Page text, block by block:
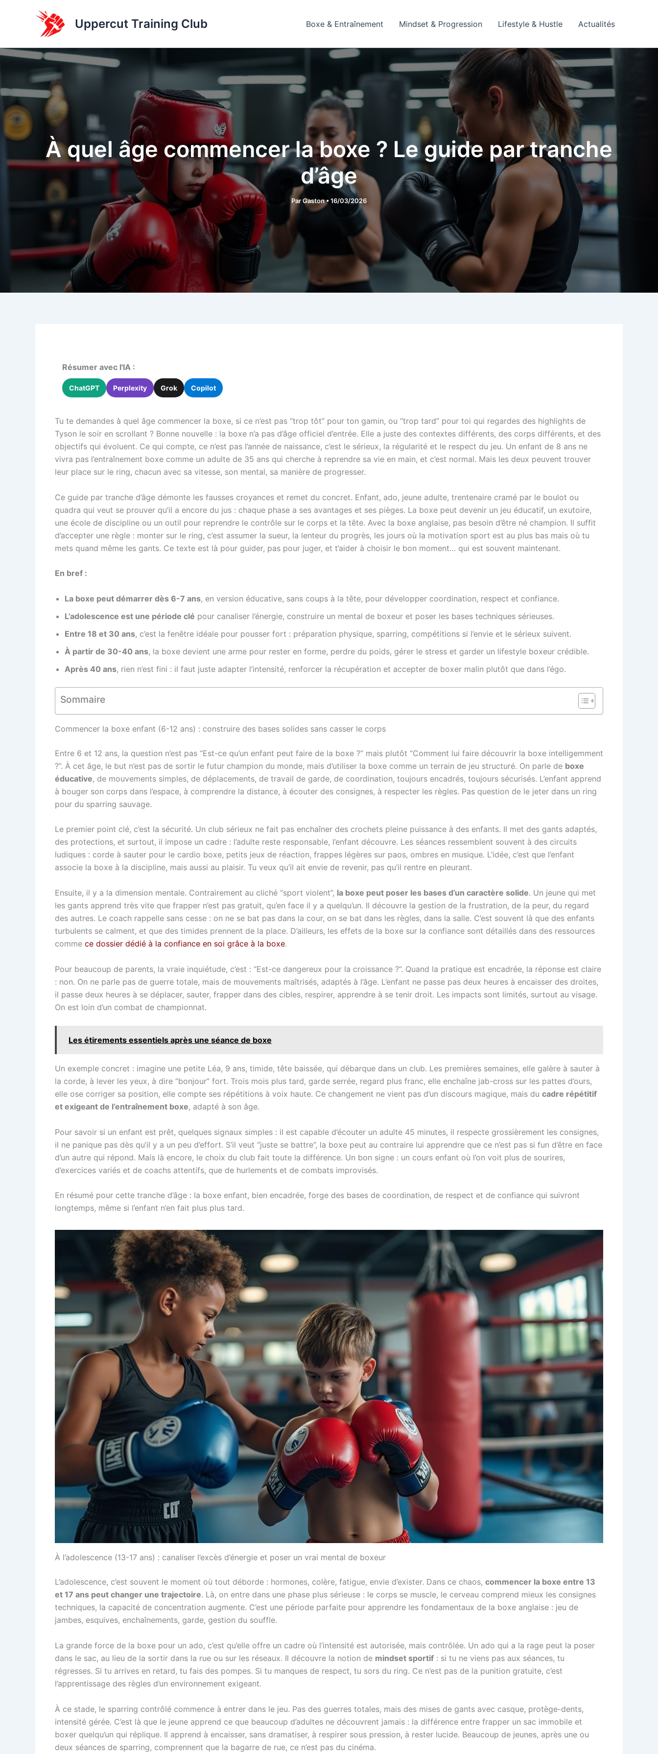
Uppercut Training Club Boxe & Entraînement Mindset & Progression Lifestyle & Hustle Actualités
À quel âge commencer la boxe ? Le guide par tranche
d’âge
ParGaston•16/03/2026
Résumer avec l'IA :
ChatGPT Perplexity Grok Copilot
Tu te demandes à quel âge commencer la boxe, si ce n’est pas “trop tôt” pour ton gamin, ou “trop tard” pour toi qui regardes des highlights de
Tyson le soir en scrollant ? Bonne nouvelle : la boxe n’a pas d’âge officiel d’entrée. Elle a juste des contextes différents, des corps différents, et des
objectifs qui évoluent. Ce qui compte, ce n’est pas l’année de naissance, c’est le sérieux, la régularité et le respect du jeu. Un enfant de 8 ans ne
vivra pas l’entraînement boxe comme un adulte de 35 ans qui cherche à reprendre sa vie en main, et c’est normal. Mais les deux peuvent trouver
leur place sur le ring, chacun avec sa vitesse, son mental, sa manière de progresser.
Ce guide par tranche d’âge démonte les fausses croyances et remet du concret. Enfant, ado, jeune adulte, trentenaire cramé par le boulot ou
quadra qui veut se prouver qu’il a encore du jus : chaque phase a ses avantages et ses pièges. La boxe peut devenir un jeu éducatif, un exutoire,
une école de discipline ou un outil pour reprendre le contrôle sur le corps et la tête. Avec la boxe anglaise, pas besoin d’être né champion. Il suffit
d’accepter une règle : monter sur le ring, c’est assumer la sueur, la lenteur du progrès, les jours où la motivation sport est au plus bas mais où tu
mets quand même les gants. Ce texte est là pour guider, pas pour juger, et t’aider à choisir le bon moment… qui est souvent maintenant.
En bref :
La boxe peut démarrer dès 6-7 ans, en version éducative, sans coups à la tête, pour développer coordination, respect et confiance.
L’adolescence est une période clé pour canaliser l’énergie, construire un mental de boxeur et poser les bases techniques sérieuses.
Entre 18 et 30 ans, c’est la fenêtre idéale pour pousser fort : préparation physique, sparring, compétitions si l’envie et le sérieux suivent.
À partir de 30-40 ans, la boxe devient une arme pour rester en forme, perdre du poids, gérer le stress et garder un lifestyle boxeur crédible.
Après 40 ans, rien n’est fini : il faut juste adapter l’intensité, renforcer la récupération et accepter de boxer malin plutôt que dans l’égo.
Sommaire
Commencer la boxe enfant (6-12 ans) : construire des bases solides sans casser le corps
Entre 6 et 12 ans, la question n’est pas “Est-ce qu’un enfant peut faire de la boxe ?” mais plutôt “Comment lui faire découvrir la boxe intelligemment
?”. À cet âge, le but n’est pas de sortir le futur champion du monde, mais d’utiliser la boxe comme un terrain de jeu structuré. On parle de boxe
éducative, de mouvements simples, de déplacements, de travail de garde, de coordination, toujours encadrés, toujours sécurisés. L’enfant apprend
à bouger son corps dans l’espace, à comprendre la distance, à écouter des consignes, à respecter les règles. Pas question de le jeter dans un ring
pour du sparring sauvage.
Le premier point clé, c’est la sécurité. Un club sérieux ne fait pas enchaîner des crochets pleine puissance à des enfants. Il met des gants adaptés,
des protections, et surtout, il impose un cadre : l’adulte reste responsable, l’enfant découvre. Les séances ressemblent souvent à des circuits
ludiques : corde à sauter pour le cardio boxe, petits jeux de réaction, frappes légères sur paos, ombres en musique. L’idée, c’est que l’enfant
associe la boxe à la discipline, mais aussi au plaisir. Tu veux qu’il ait envie de revenir, pas qu’il rentre en pleurant.
Ensuite, il y a la dimension mentale. Contrairement au cliché “sport violent”, la boxe peut poser les bases d’un caractère solide. Un jeune qui met
les gants apprend très vite que frapper n’est pas gratuit, qu’en face il y a quelqu’un. Il découvre la gestion de la frustration, de la peur, du regard
des autres. Le coach rappelle sans cesse : on ne se bat pas dans la cour, on se bat dans les règles, dans la salle. C’est souvent là que des enfants
turbulents se calment, et que des timides prennent de la place. D’ailleurs, les effets de la boxe sur la confiance sont détaillés dans des ressources
comme ce dossier dédié à la confiance en soi grâce à la boxe.
Pour beaucoup de parents, la vraie inquiétude, c’est : “Est-ce dangereux pour la croissance ?”. Quand la pratique est encadrée, la réponse est claire
: non. On ne parle pas de guerre totale, mais de mouvements maîtrisés, adaptés à l’âge. L’enfant ne passe pas deux heures à encaisser des droites,
il passe deux heures à se déplacer, sauter, frapper dans des cibles, respirer, apprendre à se tenir droit. Les impacts sont limités, surtout au visage.
On est loin d’un combat de championnat.
Les étirements essentiels après une séance de boxe
Un exemple concret : imagine une petite Léa, 9 ans, timide, tête baissée, qui débarque dans un club. Les premières semaines, elle galère à sauter à
la corde, à lever les yeux, à dire “bonjour” fort. Trois mois plus tard, garde serrée, regard plus franc, elle enchaîne jab-cross sur les pattes d’ours,
elle ose corriger sa position, elle compte ses répétitions à voix haute. Ce changement ne vient pas d’un discours magique, mais du cadre répétitif
et exigeant de l’entraînement boxe, adapté à son âge.
Pour savoir si un enfant est prêt, quelques signaux simples : il est capable d’écouter un adulte 45 minutes, il respecte grossièrement les consignes,
il ne panique pas dès qu’il y a un peu d’effort. S’il veut “juste se battre”, la boxe peut au contraire lui apprendre que ce n’est pas si fun d’être en face
d’un autre qui répond. Mais là encore, le choix du club fait toute la différence. Un bon signe : un cours enfant où l’on voit plus de sourires,
d’exercices variés et de coachs attentifs, que de hurlements et de combats improvisés.
En résumé pour cette tranche d’âge : la boxe enfant, bien encadrée, forge des bases de coordination, de respect et de confiance qui suivront
longtemps, même si l’enfant n’en fait plus plus tard.
À l’adolescence (13-17 ans) : canaliser l’excès d’énergie et poser un vrai mental de boxeur
L’adolescence, c’est souvent le moment où tout déborde : hormones, colère, fatigue, envie d’exister. Dans ce chaos, commencer la boxe entre 13
et 17 ans peut changer une trajectoire. Là, on entre dans une phase plus sérieuse : le corps se muscle, le cerveau comprend mieux les consignes
techniques, la capacité de concentration augmente. C’est une période parfaite pour apprendre les fondamentaux de la boxe anglaise : jeu de
jambes, esquives, enchaînements, garde, gestion du souffle.
La grande force de la boxe pour un ado, c’est qu’elle offre un cadre où l’intensité est autorisée, mais contrôlée. Un ado qui a la rage peut la poser
dans le sac, au lieu de la sortir dans la rue ou sur les réseaux. Il découvre la notion de mindset sportif : si tu ne viens pas aux séances, tu
régresses. Si tu arrives en retard, tu fais des pompes. Si tu manques de respect, tu sors du ring. Ce n’est pas de la punition gratuite, c’est
l’apprentissage des règles d’un environnement exigeant.
À ce stade, le sparring contrôlé commence à entrer dans le jeu. Pas des guerres totales, mais des mises de gants avec casque, protège-dents,
intensité gérée. C’est là que le jeune apprend ce que beaucoup d’adultes ne découvrent jamais : la différence entre frapper un sac immobile et
boxer quelqu’un qui réplique. Il apprend à encaisser, sans dramatiser, à respirer sous pression, à rester lucide. Beaucoup de jeunes, après une ou
deux séances de sparring, comprennent que la bagarre de rue, ce n’est pas du cinéma.